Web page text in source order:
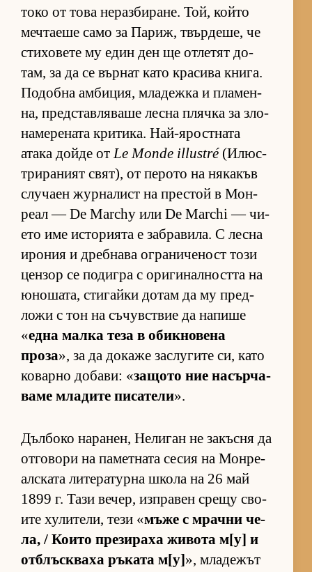
токо от това не­раз­би­ра­не. Той, който
меч­та­еше само за Па­риж, твър­де­ше, че
сти­хо­вете му един ден ще от­ле­тят до­
там, за да се вър­нат като кра­сива кни­га.
По­добна ам­би­ция, мла­дежка и пла­мен­
на, пред­с­тав­ля­ваше лесна плячка за зло­
на­ме­ре­ната кри­ти­ка. Най-я­рос­т­ната
атака дойде отLe Monde illustré(И­люс­
т­ри­ра­ният свят), от пе­рото на ня­ка­къв
слу­чаен жур­на­лист на прес­той в Мон­
реал — De Marchy или De Marchi — чи­
ето име ис­то­ри­ята е заб­ра­ви­ла. С лесна
иро­ния и дреб­нава ог­ра­ни­че­ност този
цен­зор се по­дигра с ори­ги­нал­ността на
юно­ша­та, сти­гайки до­там да му пред­
ложи с тон на съ­чув­с­т­вие да на­пише
«една малка теза в обик­но­вена
проза», за да до­каже зас­лу­гите си, като
ко­варно до­ба­ви: «за­щото ние на­сър­ча­
ваме мла­дите пи­са­тели».
Дъл­боко на­ра­нен, Не­ли­ган не за­късня да
от­го­вори на па­мет­ната се­сия на Мон­ре­
ал­с­ката ли­те­ра­турна школа на 26 май
1899 г. Тази ве­чер, из­п­ра­вен срещу сво­
ите ху­ли­те­ли, тези «мъже с мрачни че­
ла, / Ко­ито пре­зи­раха жи­вота м[у] и
от­б­лъс­к­ваха ръ­ката м[у]», мла­де­жът